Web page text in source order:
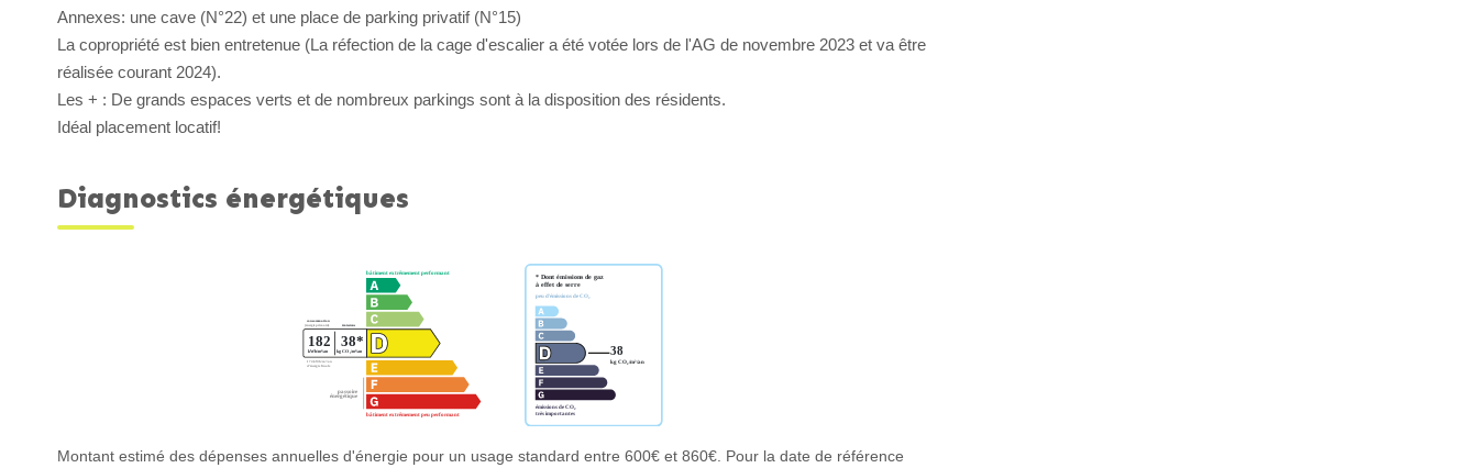
Annexes: une cave (N°22) et une place de parking privatif (N°15)
La copropriété est bien entretenue (La réfection de la cage d'escalier a été votée lors de l'AG de novembre 2023 et va être
réalisée courant 2024).
Les + : De grands espaces verts et de nombreux parkings sont à la disposition des résidents.
Idéal placement locatif!
Diagnostics énergétiques
Montant estimé des dépenses annuelles d'énergie pour un usage standard entre 600€ et 860€. Pour la date de référence